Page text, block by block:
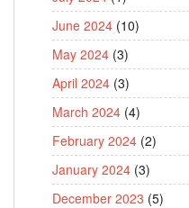
June 2024 (10)
May 2024 (3)
April 2024 (3)
March 2024 (4)
February 2024 (2)
January 2024 (3)
December 2023 (5)